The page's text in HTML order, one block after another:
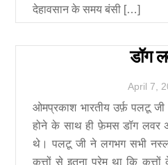
देहावसान के समय बंसी […]
डॉग
April 7
ओमप्रकाश भारतीय उर्फ़ पलटू
होने के साथ ही फ़ेमस डॉग लवर
थे। पलटू जी ने लगभग सभी
कुत्तों से इतना प्रेम था कि